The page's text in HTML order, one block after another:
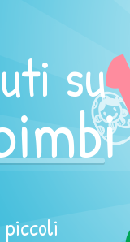
su
piccoli